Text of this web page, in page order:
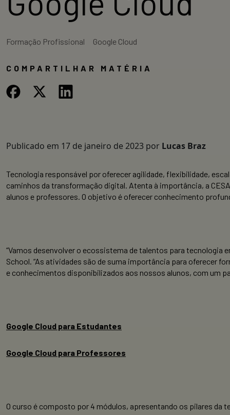
Formação Profissional Google Cloud
COMPARTILHAR MATÉRIA
Publicado em 17 de janeiro de 2023 por Lucas Braz
Tecnologia responsável por oferecer agilidade, flexibilidade,
caminhos da transformação digital. Atenta à importância, a
alunos e professores. O objetivo é oferecer conhecimento
“Vamos desenvolver o ecossistema de talentos para tecnologia
School. “As atividades são de suma importância para oferecer
e conhecimentos disponibilizados aos nossos alunos, com um
Google Cloud para Estudantes
Google Cloud para Professores
O curso é composto por 4 módulos, apresentando os pilares da